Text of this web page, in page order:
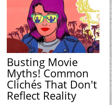
Busting Movie
Myths! Common
Clichés That Don't
Reflect Reality